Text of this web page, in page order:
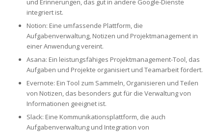
integriert ist.
Notion: Eine umfassende Plattform, die
Aufgabenverwaltung, Notizen und Projektmanagement in
einer Anwendung vereint.
Asana: Ein leistungsfähiges Projektmanagement-Tool, das
Aufgaben und Projekte organisiert und Teamarbeit fördert.
Evernote: Ein Tool zum Sammeln, Organisieren und Teilen
von Notizen, das besonders gut für die Verwaltung von
Informationen geeignet ist.
Slack: Eine Kommunikationsplattform, die auch
Aufgabenverwaltung und Integration von